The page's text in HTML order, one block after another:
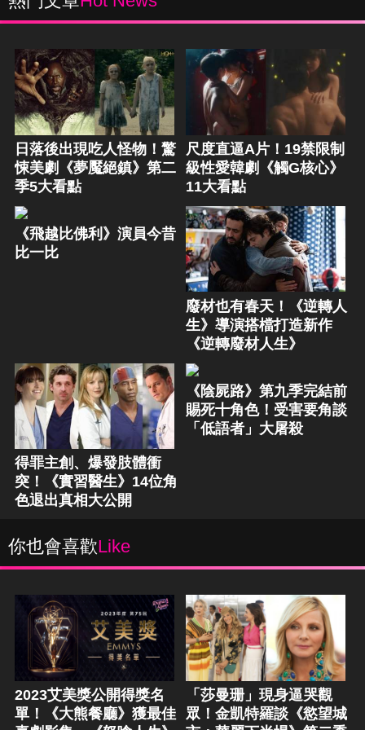
日落後出現吃人怪物！驚
悚美劇《夢魘絕鎮》第二
季5大看點
尺度直逼A片！19禁限制
級性愛韓劇《觸G核心》
11大看點
《飛越比佛利》演員今昔
比一比
廢材也有春天！《逆轉人
生》導演搭檔打造新作
《逆轉廢材人生》
得罪主創、爆發肢體衝
突！《實習醫生》14位角
色退出真相大公開
《陰屍路》第九季完結前
賜死十角色！受害要角談
「低語者」大屠殺
你也會喜歡Like
2023艾美獎公開得獎名
單！《大熊餐廳》獲最佳
「莎曼珊」現身逼哭觀
眾！金凱特羅談《慾望城